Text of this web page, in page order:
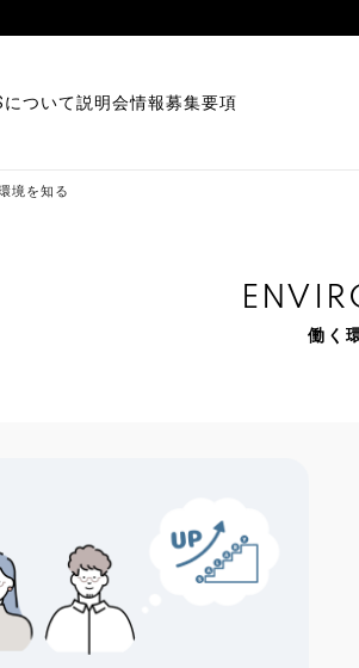
について説明会情報募集要項
境を知る
働く